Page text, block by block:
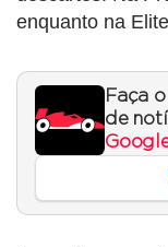
enquanto na
Faça
de